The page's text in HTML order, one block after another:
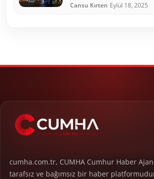
Cansu Kırten Eylül 18, 2025
cumha.com.tr, CUMHA Cumhur Haber
tarafsız ve bağımsız bir haber